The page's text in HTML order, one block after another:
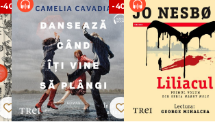
-40% -40%